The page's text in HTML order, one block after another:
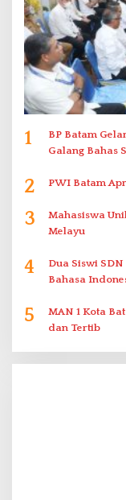
1
BP Batam
Galang Bahas
2 PWI Batam
3
Mahasiswa
Melayu
4
Dua Siswi
Bahasa
5
MAN 1 Kota
dan Tertib